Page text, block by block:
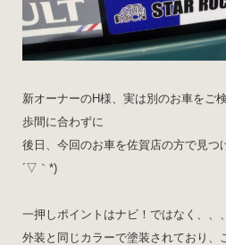
新オーナーのH様、実は別のお車をご
歩間に合わずに
後日、今回のお車を佐賀店の方で見つ
´▽｀*)
一押しポイントはナビ！ではなく、、
外装と同じカラーで塗装されており、